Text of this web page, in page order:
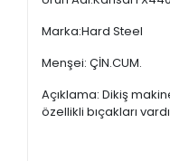
Marka:Hard Steel
Menşei: ÇİN.CUM.
Açıklama: Dikiş
özellikli bıçakları